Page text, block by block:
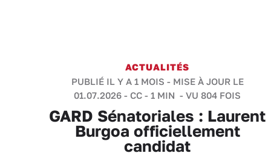
ACTUALITÉS
PUBLIÉ IL Y A 1 MOIS - MISE À JOUR LE
01.07.2026 - CC - 1 MIN - VU 804 FOIS
GARD Sénatoriales : Laurent
Burgoa officiellement
candidat